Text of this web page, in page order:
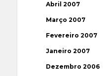
Abril 2007
Março 2007
Fevereiro 2007
Janeiro 2007
Dezembro 2006